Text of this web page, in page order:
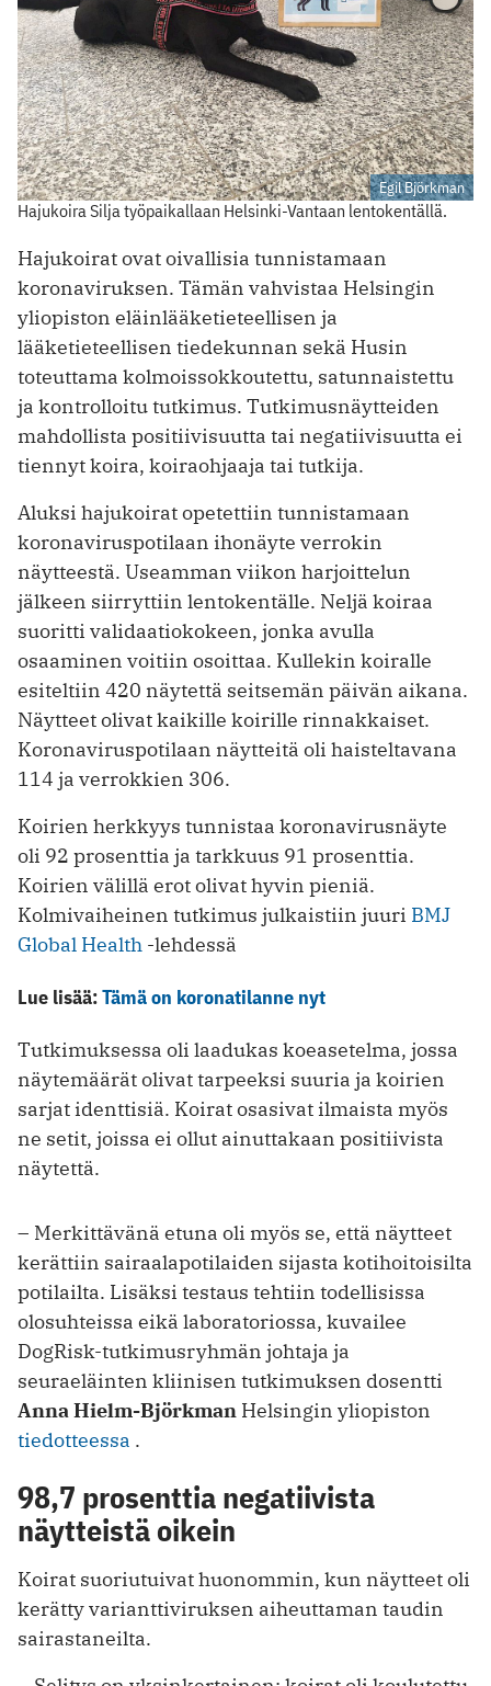
Egil Björkman
Hajukoira Silja työpaikallaan Helsinki-Vantaan lentokentällä.
Hajukoirat ovat oivallisia tunnistamaan
koronaviruksen. Tämän vahvistaa Helsingin
yliopiston eläinlääketieteellisen ja
lääketieteellisen tiedekunnan sekä Husin
toteuttama kolmoissokkoutettu, satunnaistettu
ja kontrolloitu tutkimus. Tutkimusnäytteiden
mahdollista positiivisuutta tai negatiivisuutta ei
tiennyt koira, koiraohjaaja tai tutkija.
Aluksi hajukoirat opetettiin tunnistamaan
koronaviruspotilaan ihonäyte verrokin
näytteestä. Useamman viikon harjoittelun
jälkeen siirryttiin lentokentälle. Neljä koiraa
suoritti validaatiokokeen, jonka avulla
osaaminen voitiin osoittaa. Kullekin koiralle
esiteltiin 420 näytettä seitsemän päivän aikana.
Näytteet olivat kaikille koirille rinnakkaiset.
Koronaviruspotilaan näytteitä oli haisteltavana
114 ja verrokkien 306.
Koirien herkkyys tunnistaa koronavirusnäyte
oli 92 prosenttia ja tarkkuus 91 prosenttia.
Koirien välillä erot olivat hyvin pieniä.
Kolmivaiheinen tutkimus julkaistiin juuri BMJ
Global Health -lehdessä
Lue lisää:Tämä on koronatilanne nyt
Tutkimuksessa oli laadukas koeasetelma, jossa
näytemäärät olivat tarpeeksi suuria ja koirien
sarjat identtisiä. Koirat osasivat ilmaista myös
ne setit, joissa ei ollut ainuttakaan positiivista
näytettä.
– Merkittävänä etuna oli myös se, että näytteet
kerättiin sairaalapotilaiden sijasta kotihoitoisilta
potilailta. Lisäksi testaus tehtiin todellisissa
olosuhteissa eikä laboratoriossa, kuvailee
DogRisk-tutkimusryhmän johtaja ja
seuraeläinten kliinisen tutkimuksen dosentti
Anna Hielm-Björkman Helsingin yliopiston
tiedotteessa .
98,7 prosenttia negatiivista
näytteistä oikein
Koirat suoriutuivat huonommin, kun näytteet oli
kerätty varianttiviruksen aiheuttaman taudin
sairastaneilta.